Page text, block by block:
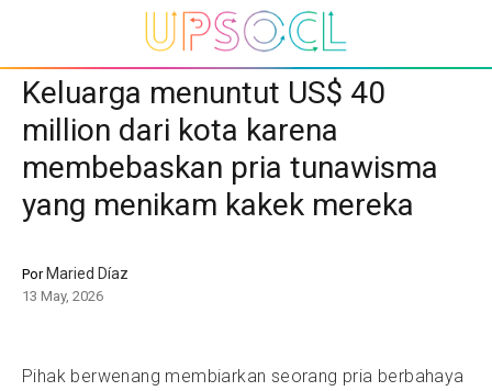
Keluarga menuntut US$ 40
million dari kota karena
membebaskan pria tunawisma
yang menikam kakek mereka
Por Maried Díaz
13 May, 2026
Pihak berwenang membiarkan seorang pria berbahaya